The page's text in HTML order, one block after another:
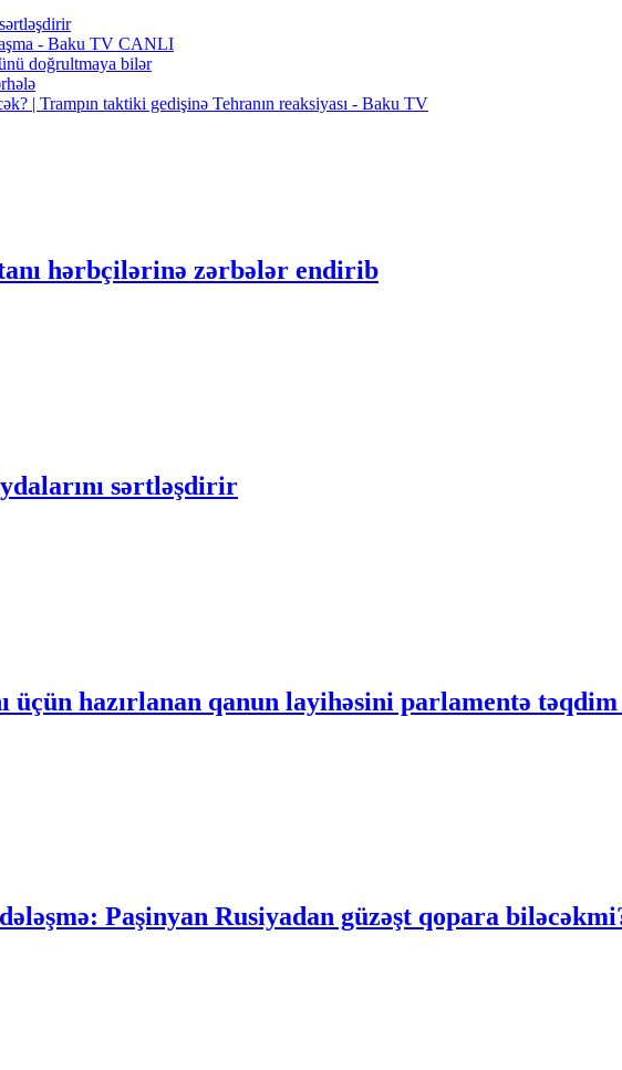
- Baku TV CANLI
doğrultmaya bilər
| Trampın taktiki gedişinə Tehranın reaksiyası - Baku TV
hərbçilərinə zərbələr endirib
sərtləşdirir
üçün hazırlanan qanun layihəsini parlamentə
Paşinyan Rusiyadan güzəşt qopara